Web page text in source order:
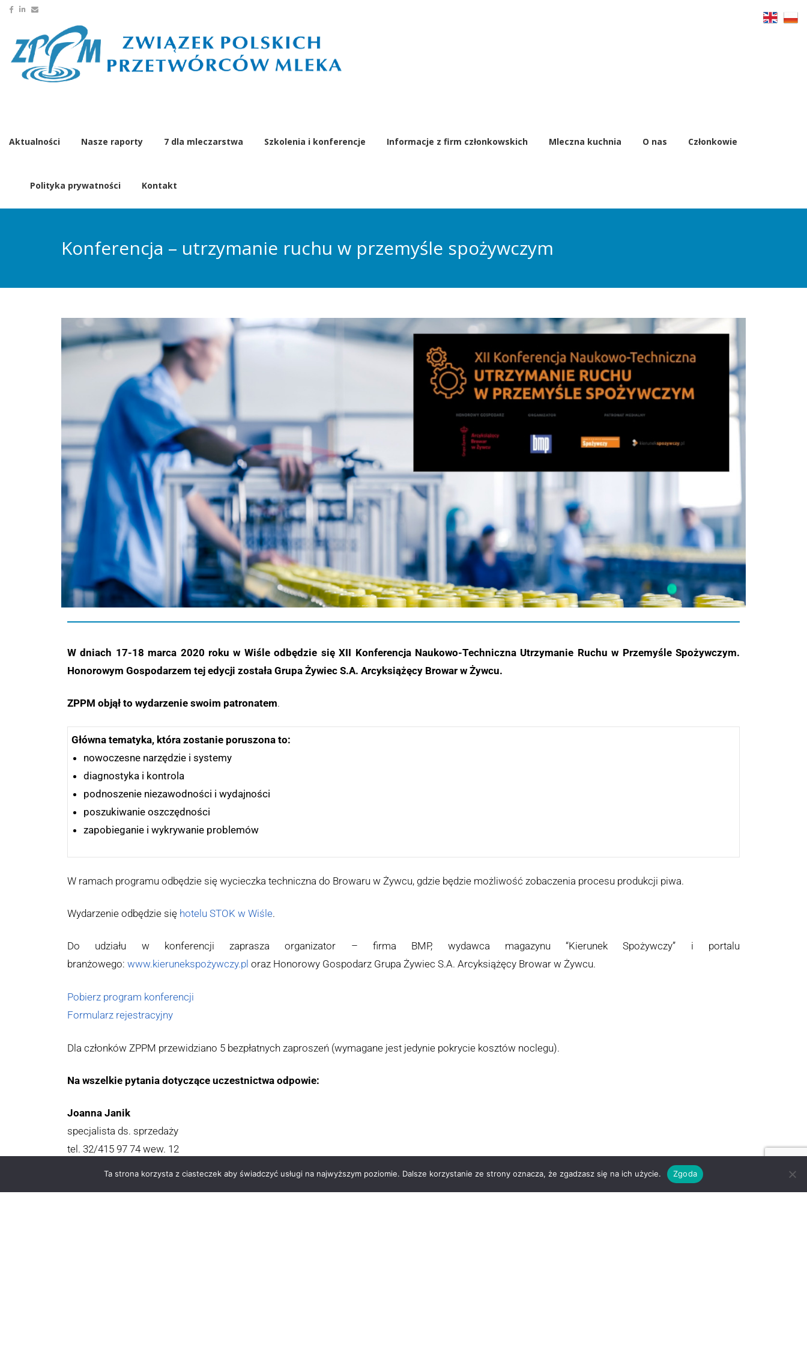
Aktualności Nasze raporty 7 dla mleczarstwa Szkolenia i konferencje Informacje z firm członkowskich Mleczna kuchnia O nas Członkowie
Polityka prywatności Kontakt
Konferencja – utrzymanie ruchu w przemyśle spożywczym
W dniach 17-18 marca 2020 roku w Wiśle odbędzie się XII Konferencja Naukowo-Techniczna Utrzymanie Ruchu w Przemyśle Spożywczym.
Honorowym Gospodarzem tej edycji została Grupa Żywiec S.A. Arcyksiążęcy Browar w Żywcu.
ZPPM objął to wydarzenie swoim patronatem.
Główna tematyka, która zostanie poruszona to:
nowoczesne narzędzie i systemy
diagnostyka i kontrola
podnoszenie niezawodności i wydajności
poszukiwanie oszczędności
zapobieganie i wykrywanie problemów
W ramach programu odbędzie się wycieczka techniczna do Browaru w Żywcu, gdzie będzie możliwość zobaczenia procesu produkcji piwa.
Wydarzenie odbędzie się hotelu STOK w Wiśle.
Do udziału w konferencji zaprasza organizator – firma BMP, wydawca magazynu “Kierunek Spożywczy” i portalu
branżowego: www.kierunekspożywczy.pl oraz Honorowy Gospodarz Grupa Żywiec S.A. Arcyksiążęcy Browar w Żywcu.
Pobierz program konferencji
Formularz rejestracyjny
Dla członków ZPPM przewidziano 5 bezpłatnych zaproszeń (wymagane jest jedynie pokrycie kosztów noclegu).
Na wszelkie pytania dotyczące uczestnictwa odpowie:
Joanna Janik
specjalista ds. sprzedaży
tel. 32/415 97 74 wew. 12
Ta strona korzysta z ciasteczek aby świadczyć usługi na najwyższym poziomie. Dalsze korzystanie ze strony oznacza, że zgadzasz się na ich użycie. Zgoda